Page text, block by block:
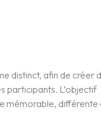
distinct, afin de créer
participants. L’objectif
mémorable, différente